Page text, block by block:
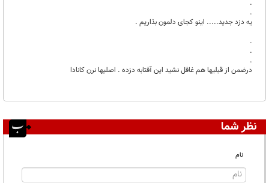
.
.
یه دزد جدید..... اینو کجای دلمون بذاریم .
.
.
.
درضمن از قبلیها هم غافل نشید این آفتابه دزده . اصلیها نرن کانادا
نظر شما
نام